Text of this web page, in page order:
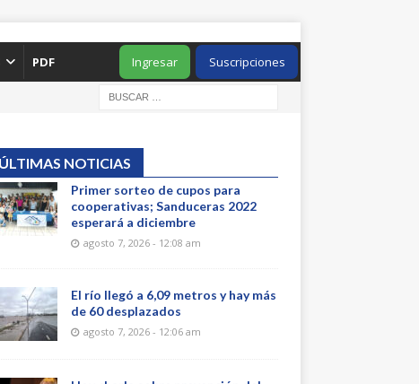
PDF Suscripciones
Ingresar
ÚLTIMAS NOTICIAS
Primer sorteo de cupos para
cooperativas; Sanduceras 2022
esperará a diciembre
agosto 7, 2026 - 12:08 am
El río llegó a 6,09 metros y hay más
de 60 desplazados
agosto 7, 2026 - 12:06 am